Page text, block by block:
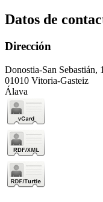
Datos de
Dirección
Donostia-San Sebastián, 1
01010 Vitoria-Gasteiz
Álava